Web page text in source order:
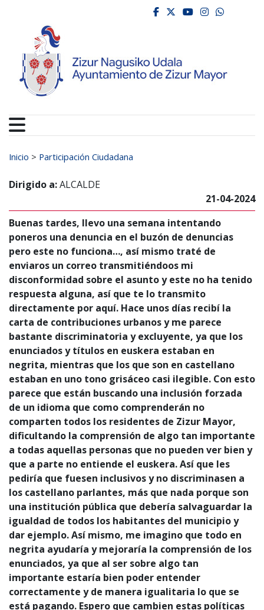
Ayuntamiento de
facebook
twitter
youtube
Buscar:
Inicio > Participación Ciudadana
Dirigido a:ALCALDE
21-04-2024
Buenas tardes, llevo una semana intentando
poneros una denuncia en el buzón de denuncias
pero este no funciona…, así mismo traté de
enviaros un correo transmitiéndoos mi
disconformidad sobre el asunto y este no ha tenido
respuesta alguna, así que te lo transmito
directamente por aquí. Hace unos días recibí la
carta de contribuciones urbanos y me parece
bastante discriminatoria y excluyente, ya que los
enunciados y títulos en euskera estaban en
negrita, mientras que los que son en castellano
estaban en uno tono grisáceo casi ilegible. Con esto
parece que están buscando una inclusión forzada
de un idioma que como comprenderán no
comparten todos los residentes de Zizur Mayor,
dificultando la comprensión de algo tan importante
a todas aquellas personas que no pueden ver bien y
que a parte no entiende el euskera. Así que les
pediría que fuesen inclusivos y no discriminasen a
los castellano parlantes, más que nada porque son
una institución pública que debería salvaguardar la
igualdad de todos los habitantes del municipio y
dar ejemplo. Así mismo, me imagino que todo en
negrita ayudaría y mejoraría la comprensión de los
enunciados, ya que al ser sobre algo tan
importante estaría bien poder entender
correctamente y de manera igualitaria lo que se
está pagando. Espero que cambien estas políticas